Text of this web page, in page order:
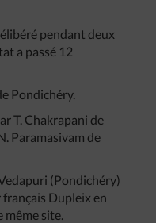
pendant deux
a passé 12
Pondichéry.
T. Chakrapani de
Paramasivam de
(Pondichéry)
Dupleix en
même site.